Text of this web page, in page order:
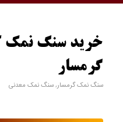
خرید سنگ نمک
گرمسار
سنگ نمک گرمسار, سنگ نمک معدنی